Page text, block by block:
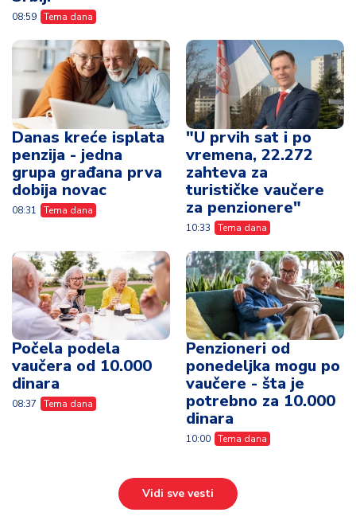
08:59 Tema dana
Danas kreće isplata
penzija - jedna
grupa građana prva
dobija novac
08:31 Tema dana
"U prvih sat i po
vremena, 22.272
zahteva za
turističke vaučere
za penzionere"
10:33 Tema dana
Počela podela
vaučera od 10.000
dinara
08:37 Tema dana
Penzioneri od
ponedeljka mogu po
vaučere - šta je
potrebno za 10.000
dinara
10:00 Tema dana
Vidi sve vesti